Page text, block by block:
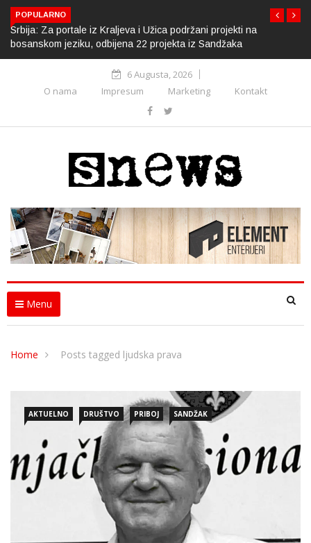
POPULARNO
Srbija: Za portale iz Kraljeva i Užica podržani projekti na
bosanskom jeziku, odbijena 22 projekta iz Sandžaka
6 Augusta, 2026
O nama
Impresum Marketing Kontakt
Menu
Home Posts tagged ljudska prava
AKTUELNO DRUŠTVO PRIBOJ SANDŽAK